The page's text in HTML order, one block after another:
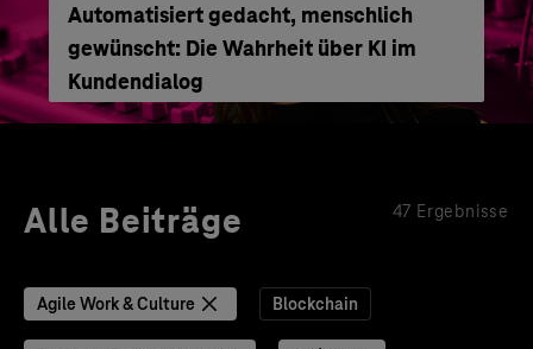
Automatisiert gedacht, menschlich
gewünscht: Die Wahrheit über KI im
Kundendialog
Alle Beiträge 47 Ergebnisse
Agile Work & Culture Blockchain